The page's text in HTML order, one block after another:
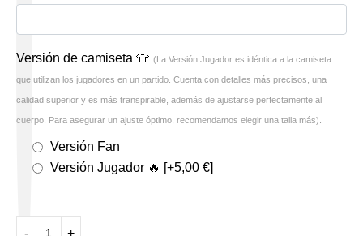
Versión de camiseta 👕 (La Versión Jugador es idéntica a la camiseta
que utilizan los jugadores en un partido. Cuenta con detalles más precisos, una
calidad superior y es más transpirable, además de ajustarse perfectamente al
cuerpo. Para asegurar un ajuste óptimo, recomendamos elegir una talla más).
Versión Fan
Versión Jugador 🔥 [+5,00 €]